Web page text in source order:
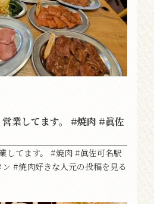
業してます。 #焼肉 #眞佐
してます。 #焼肉 #眞佐可名駅
#焼肉好きな人元の投稿を見る